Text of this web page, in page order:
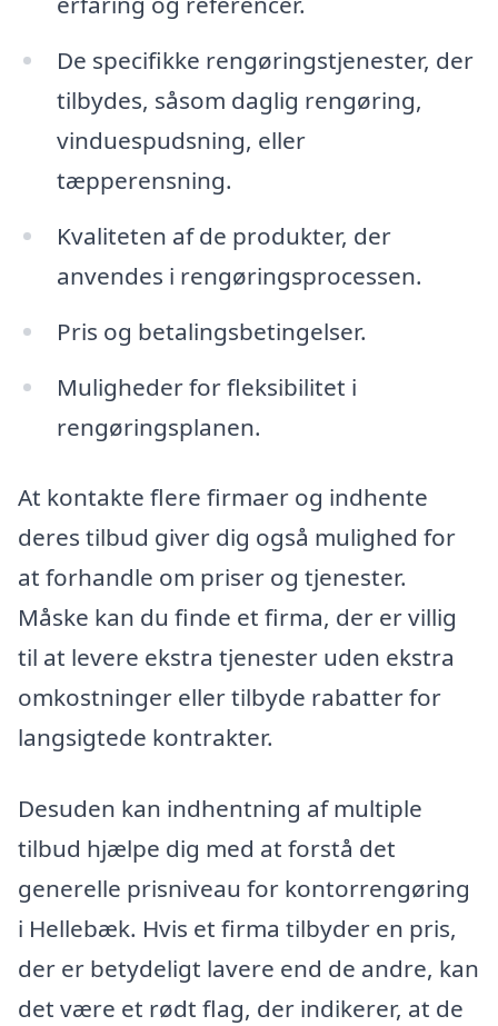
De specifikke rengøringstjenester, der
tilbydes, såsom daglig rengøring,
vinduespudsning, eller
tæpperensning.
Kvaliteten af de produkter, der
anvendes i rengøringsprocessen.
Pris og betalingsbetingelser.
Muligheder for fleksibilitet i
rengøringsplanen.
At kontakte flere firmaer og indhente
deres tilbud giver dig også mulighed for
at forhandle om priser og tjenester.
Måske kan du finde et firma, der er villig
til at levere ekstra tjenester uden ekstra
omkostninger eller tilbyde rabatter for
langsigtede kontrakter.
Desuden kan indhentning af multiple
tilbud hjælpe dig med at forstå det
generelle prisniveau for kontorrengøring
i Hellebæk. Hvis et firma tilbyder en pris,
der er betydeligt lavere end de andre, kan
det være et rødt flag, der indikerer, at de